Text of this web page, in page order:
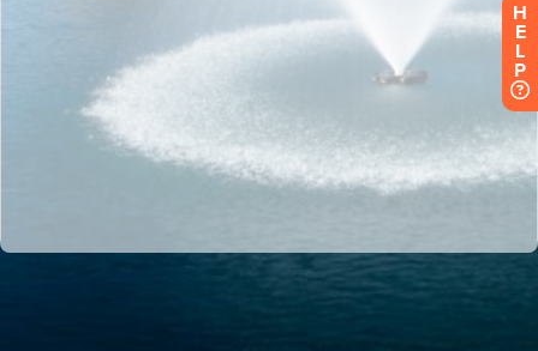
H
E
L
P